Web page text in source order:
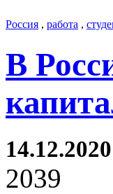
Россия , работа ,
В
2039